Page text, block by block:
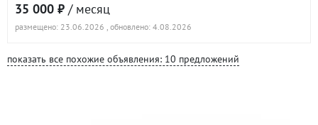
35 000 ₽ / месяц
размещено: 23.06.2026 , обновлено: 4.08.2026
показать все похожие объявления: 10 предложений